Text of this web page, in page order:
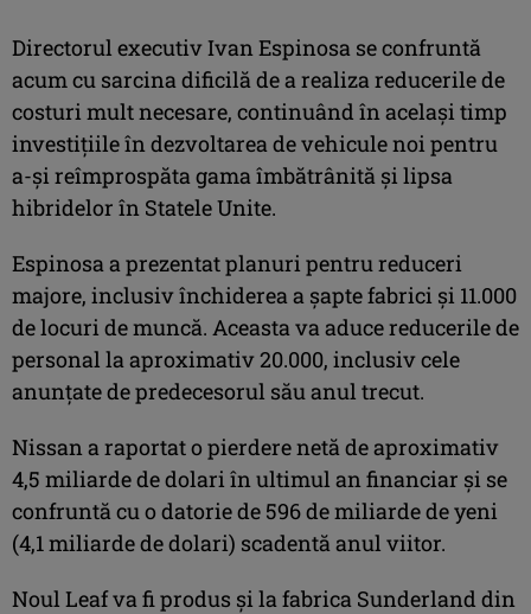
Directorul executiv Ivan Espinosa se confruntă
acum cu sarcina dificilă de a realiza reducerile de
costuri mult necesare, continuând în același timp
investițiile în dezvoltarea de vehicule noi pentru
a-și reîmprospăta gama îmbătrânită și lipsa
hibridelor în Statele Unite.
Espinosa a prezentat planuri pentru reduceri
majore, inclusiv închiderea a șapte fabrici și 11.000
de locuri de muncă. Aceasta va aduce reducerile de
personal la aproximativ 20.000, inclusiv cele
anunțate de predecesorul său anul trecut.
Nissan a raportat o pierdere netă de aproximativ
4,5 miliarde de dolari în ultimul an financiar și se
confruntă cu o datorie de 596 de miliarde de yeni
(4,1 miliarde de dolari) scadentă anul viitor.
Noul Leaf va fi produs și la fabrica Sunderland din